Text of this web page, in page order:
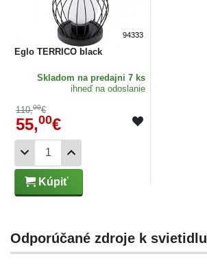
94333
Eglo TERRICO black
Skladom na predajni 7 ks
ihneď na odoslanie
110,00€
55,00€
Kúpiť
Odporúčané zdroje k svietidlu